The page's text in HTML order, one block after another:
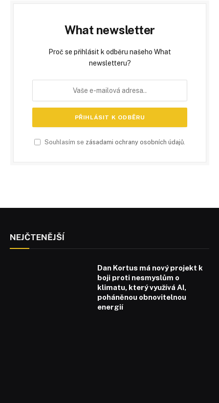
What newsletter
Proč se přihlásit k odběru našeho What
newsletteru?
Souhlasím se zásadami ochrany osobních údajů
NEJČTENĚJŠÍ
Dan Kortus má nový projekt k
boji proti nesmyslům o
klimatu, který využívá AI,
poháněnou obnovitelnou
energií